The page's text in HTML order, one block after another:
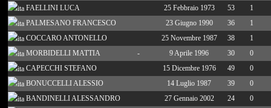
FAELLINI LUCA
25 Febbraio 1973 53
1
PALMESANO FRANCESCO
23 Giugno 1990 36
1
COCCARO ANTONELLO
25 Novembre 1987 38
1
MORBIDELLI MATTIA
- 9 Aprile 1996 30
0
CAPECCHI STEFANO
15 Dicembre 1976 49
0
BONUCCELLI ALESSIO
14 Luglio 1987 39
0
BANDINELLI ALESSANDRO
27 Gennaio 2002 24
0